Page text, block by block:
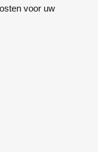
voor uw